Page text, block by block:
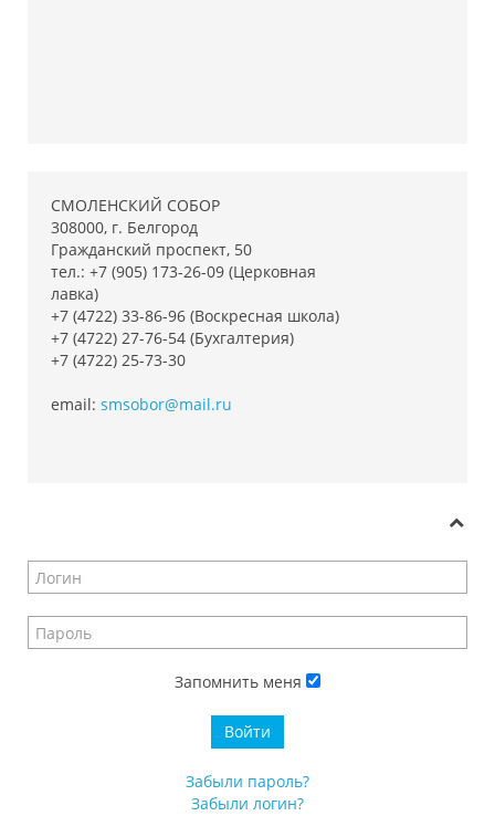
СМОЛЕНСКИЙ СОБОР
308000, г. Белгород
Гражданский проспект, 50
тел.: +7 (905) 173-26-09 (Церковная
лавка)
+7 (4722) 33-86-96 (Воскресная школа)
+7 (4722) 27-76-54 (Бухгалтерия)
+7 (4722) 25-73-30
email: smsobor@mail.ru
Запомнить меня
Войти
Забыли пароль?
Забыли логин?